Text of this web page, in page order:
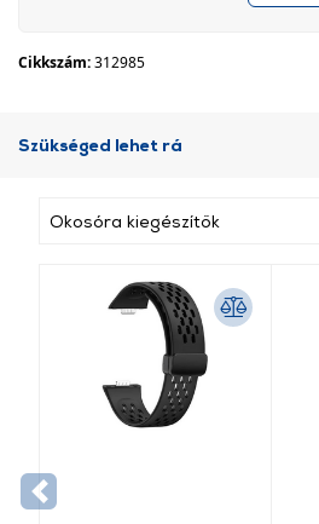
Cikkszám:312985
Szükséged lehet rá
Okosóra kiegészítők